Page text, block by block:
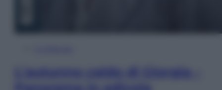
L’autunno caldo di Giorgia –